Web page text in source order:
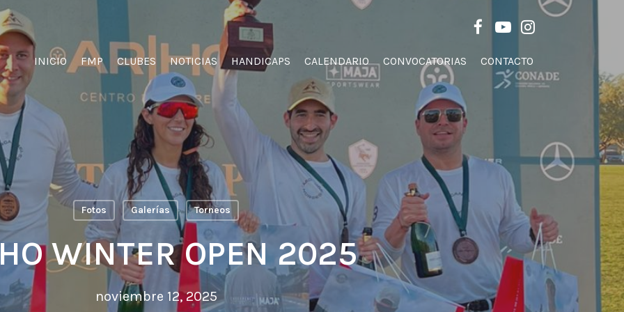
INICIO FMP CLUBES NOTICIAS HANDICAPS CALENDARIO CONVOCATORIAS CONTACTO
FACEBOOKYOUTUBEINSTAGRAM
Fotos Galerías Torneos
WINTER OPEN 2025
noviembre 12, 2025